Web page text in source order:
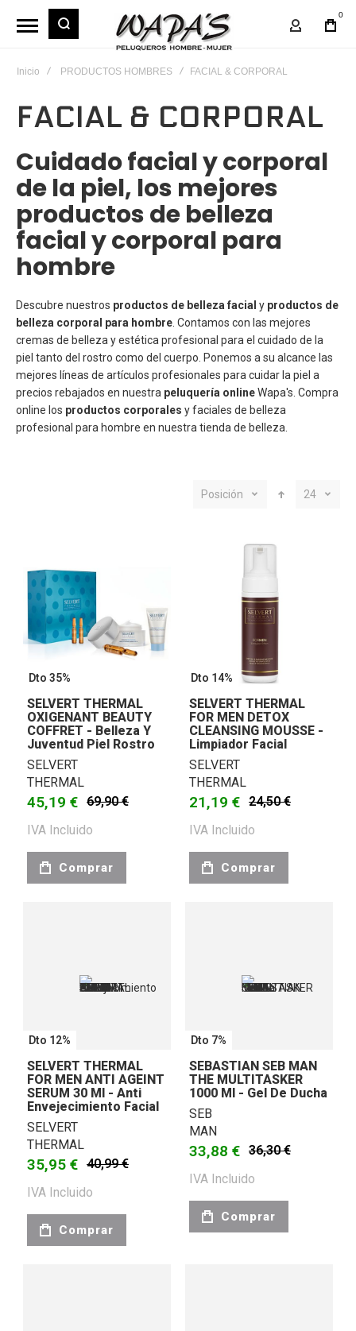
Mi
0
Inicio PRODUCTOS HOMBRES FACIAL & CORPORAL
FACIAL & CORPORAL
Cuidado facial y corporal
de la piel, los mejores
productos de belleza
facial y corporal para
hombre
Descubre nuestros productos de belleza facial y productos de
belleza corporal para hombre . Contamos con las mejores
cremas de belleza y estética profesional para el cuidado de la
piel tanto del rostro como del cuerpo. Ponemos a su alcance las
mejores líneas de artículos profesionales para cuidar la piel a
precios rebajados en nuestra peluquería onlineWapa's . Compra
online los productos corporales y faciales de belleza
profesional para hombre en nuestra tienda de belleza.
Posición 24
Dto 35%
SELVERT THERMAL
OXIGENANT BEAUTY
COFFRET - Belleza Y
Juventud Piel Rostro
SELVERT
THERMAL
45,19 € 69,90 €
IVA Incluido
Comprar
Dto 14%
SELVERT THERMAL
FOR MEN DETOX
CLEANSING MOUSSE -
Limpiador Facial
SELVERT
THERMAL
21,19 € 24,50 €
IVA Incluido
Comprar
Dto 12%
SELVERT THERMAL
FOR MEN ANTI AGEINT
SERUM 30 Ml - Anti
Envejecimiento Facial
SELVERT
THERMAL
35,95 € 40,99 €
IVA Incluido
Comprar
Dto 7%
SEBASTIAN SEB MAN
THE MULTITASKER
1000 Ml - Gel De Ducha
SEB
MAN
33,88 € 36,30 €
IVA Incluido
Comprar